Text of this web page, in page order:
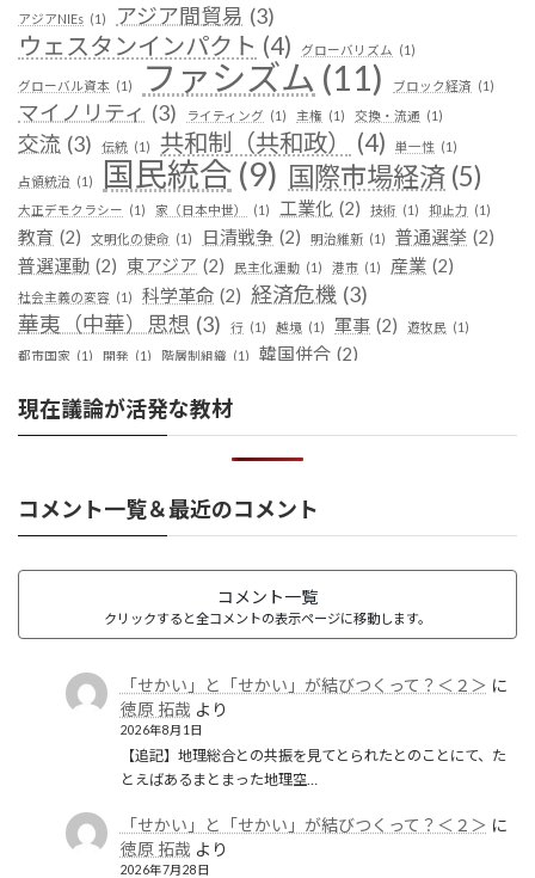
アジアNIEs (1) アジア間貿易 (3)
ウェスタンインパクト (4) グローバリズム (1)
グローバル資本 (1) ファシズム (11) ブロック経済 (1)
マイノリティ (3) ライティング (1) 主権 (1) 交換・流通 (1)
交流 (3) 伝統 (1) 共和制（共和政） (4) 単一性 (1)
占領統治 (1) 国民統合 (9) 国際市場経済 (5)
大正デモクラシー (1) 家（日本中世） (1) 工業化 (2) 技術 (1) 抑止力 (1)
教育 (2) 文明化の使命 (1) 日清戦争 (2) 明治維新 (1) 普通選挙 (2)
普選運動 (2) 東アジア (2) 民主化運動 (1) 港市 (1) 産業 (2)
社会主義の変容 (1) 科学革命 (2) 経済危機 (3)
華夷（中華）思想 (3) 行 (1) 越境 (1) 軍事 (2) 遊牧民 (1)
都市国家 (1) 開発 (1) 階層制組織 (1) 韓国併合 (2)
現在議論が活発な教材
コメント一覧＆最近のコメント
コメント一覧
クリックすると全コメントの表示ページに移動します。
「せかい」と「せかい」が結びつくって？＜２＞ に
徳原 拓哉 より
2026年8月1日
【追記】地理総合との共振を見てとられたとのことにて、た
とえばあるまとまった地理空…
「せかい」と「せかい」が結びつくって？＜２＞ に
徳原 拓哉 より
2026年7月28日